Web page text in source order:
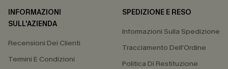
INFORMAZIONI
SULL'AZIENDA
Recensioni Dei Clienti
Termini E Condizioni
SPEDIZIONE E RESO
Informazioni Sulla Spedizione
Tracciamento Dell'Ordine
Politica Di Restituzione